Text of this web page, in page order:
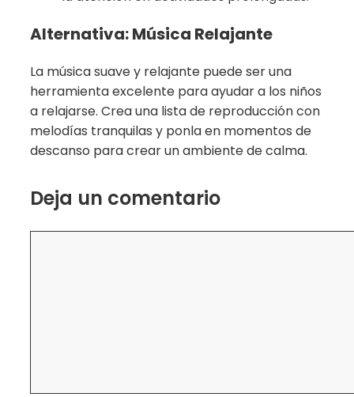
Alternativa: Música Relajante
La música suave y relajante puede ser una
herramienta excelente para ayudar a los niños
a relajarse. Crea una lista de reproducción con
melodías tranquilas y ponla en momentos de
descanso para crear un ambiente de calma.
Deja un comentario